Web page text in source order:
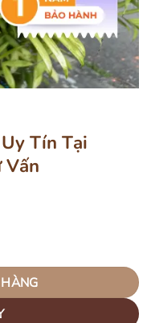
Tín Tại
Vấn
Chuyên Gia Tư Vấn số